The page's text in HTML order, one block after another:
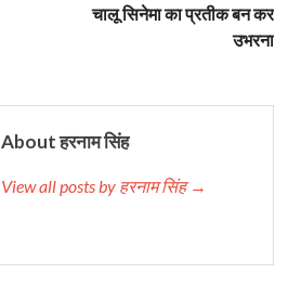
चालू सिनेमा का प्रतीक बन कर
उभरना
About हरनाम सिंह
View all posts by हरनाम सिंह →